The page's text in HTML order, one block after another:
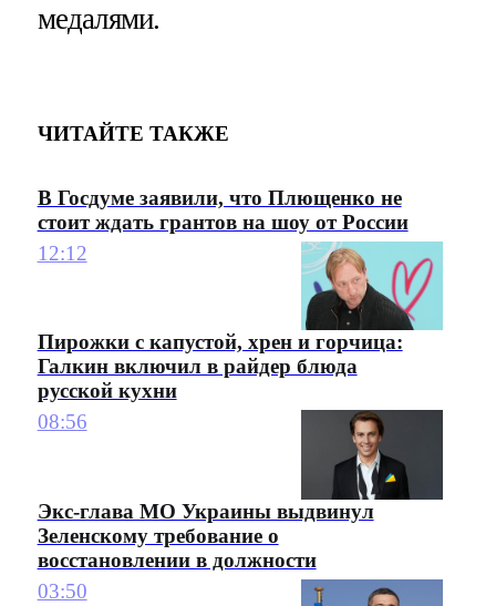
медалями.
ЧИТАЙТЕ ТАКЖЕ
В Госдуме заявили, что Плющенко не
стоит ждать грантов на шоу от России
12:12
Пирожки с капустой, хрен и горчица:
Галкин включил в райдер блюда
русской кухни
08:56
Экс-глава МО Украины выдвинул
Зеленскому требование о
восстановлении в должности
03:50